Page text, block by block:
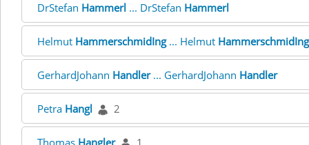
DrStefan Hammerl ... DrStefan Hammerl
Helmut HammerschmidIng... Helmut HammerschmidIng
GerhardJohann Handler... GerhardJohann Handler
Petra Hangl 2
Thomas Hangler 1